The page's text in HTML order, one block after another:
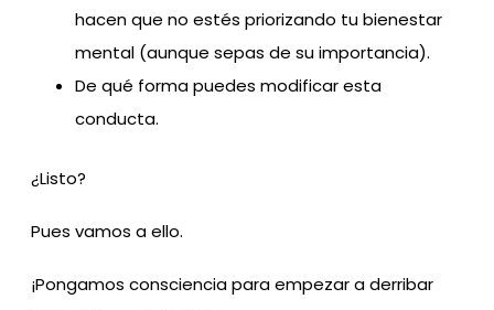
hacen que no estés priorizando tu bienestar
mental (aunque sepas de su importancia).
De qué forma puedes modificar esta
conducta.
¿Listo?
Pues vamos a ello.
¡Pongamos consciencia para empezar a derribar